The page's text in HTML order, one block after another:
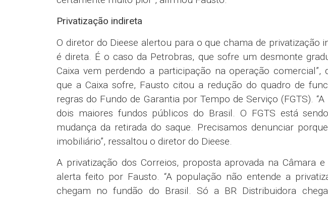
Privatização indireta
O diretor do Dieese alertou para o que chama de privatização
é direta. É o caso da Petrobras, que sofre um desmonte
Caixa vem perdendo a participação na operação comercial”,
que a Caixa sofre, Fausto citou a redução do quadro de
regras do Fundo de Garantia por Tempo de Serviço (FGTS).
dois maiores fundos públicos do Brasil. O FGTS está
mudança da retirada do saque. Precisamos denunciar
imobiliário”, ressaltou o diretor do Dieese.
A privatização dos Correios, proposta aprovada na Câmara
alerta feito por Fausto. “A população não entende a
chegam no fundão do Brasil. Só a BR Distribuidora